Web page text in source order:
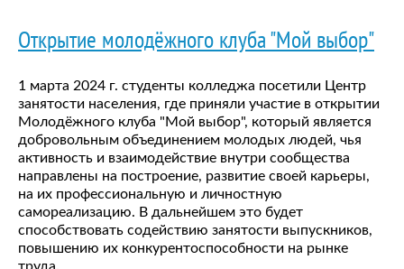
Открытие молодёжного клуба "Мой выбор"
1 марта 2024 г. студенты колледжа посетили Центр
занятости населения, где приняли участие в открытии
Молодёжного клуба "Мой выбор", который является
добровольным объединением молодых людей, чья
активность и взаимодействие внутри сообщества
направлены на построение, развитие своей карьеры,
на их профессиональную и личностную
самореализацию. В дальнейшем это будет
способствовать содействию занятости выпускников,
повышению их конкурентоспособности на рынке